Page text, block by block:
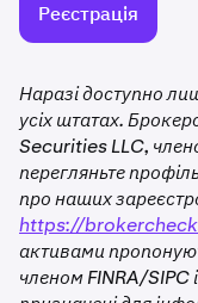
Реєстрація
Наразі доступно
усіх штатах.
Securities LLC,
перегляньте
про наших
https://
активами
членом FINRA/SIPC